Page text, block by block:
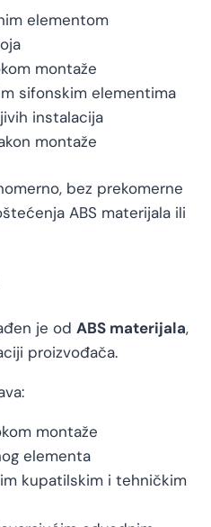
elementom
montaže
sifonskim elementima
instalacija
montaže
bez prekomerne
ABS materijala ili
je od ABS materijala,
proizvođača.
montaže
elementa
kupatilskim i tehničkim